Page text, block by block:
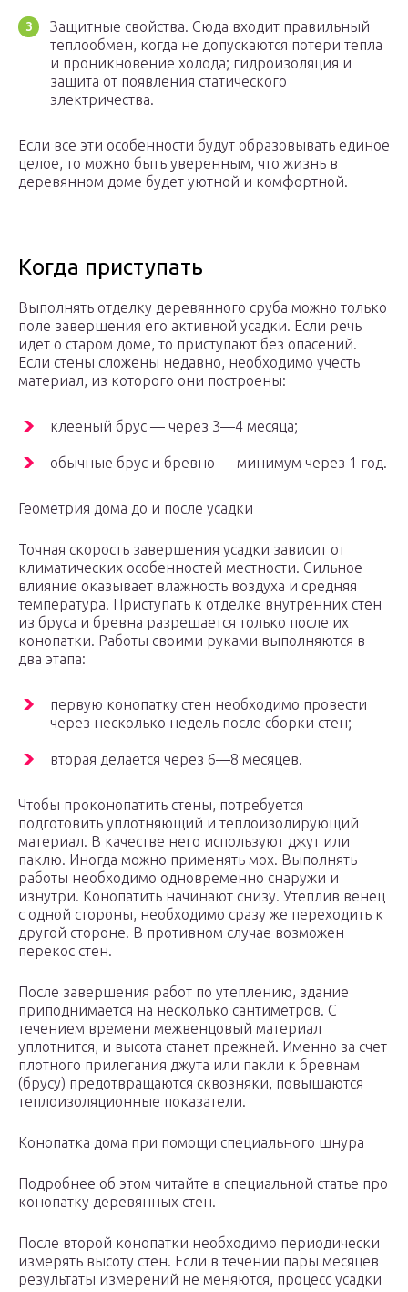
Защитные свойства. Сюда входит правильный
теплообмен, когда не допускаются потери тепла
и проникновение холода; гидроизоляция и
защита от появления статического
электричества.
Если все эти особенности будут образовывать единое
целое, то можно быть уверенным, что жизнь в
деревянном доме будет уютной и комфортной.
Когда приступать
Выполнять отделку деревянного сруба можно только
поле завершения его активной усадки. Если речь
идет о старом доме, то приступают без опасений.
Если стены сложены недавно, необходимо учесть
материал, из которого они построены:
клееный брус — через 3—4 месяца;
обычные брус и бревно — минимум через 1 год.
Геометрия дома до и после усадки
Точная скорость завершения усадки зависит от
климатических особенностей местности. Сильное
влияние оказывает влажность воздуха и средняя
температура. Приступать к отделке внутренних стен
из бруса и бревна разрешается только после их
конопатки. Работы своими руками выполняются в
два этапа:
первую конопатку стен необходимо провести
через несколько недель после сборки стен;
вторая делается через 6—8 месяцев.
Чтобы проконопатить стены, потребуется
подготовить уплотняющий и теплоизолирующий
материал. В качестве него используют джут или
паклю. Иногда можно применять мох. Выполнять
работы необходимо одновременно снаружи и
изнутри. Конопатить начинают снизу. Утеплив венец
с одной стороны, необходимо сразу же переходить к
другой стороне. В противном случае возможен
перекос стен.
После завершения работ по утеплению, здание
приподнимается на несколько сантиметров. С
течением времени межвенцовый материал
уплотнится, и высота станет прежней. Именно за счет
плотного прилегания джута или пакли к бревнам
(брусу) предотвращаются сквозняки, повышаются
теплоизоляционные показатели.
Конопатка дома при помощи специального шнура
Подробнее об этом читайте в специальной статье про
конопатку деревянных стен.
После второй конопатки необходимо периодически
измерять высоту стен. Если в течении пары месяцев
результаты измерений не меняются, процесс усадки